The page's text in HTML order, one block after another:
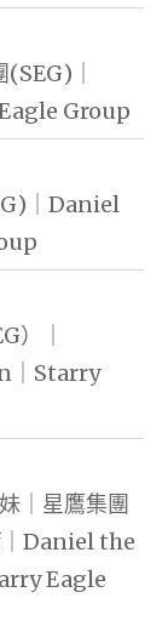
｜
Group
｜Daniel
）｜
｜Starry
｜星鷹集團
Daniel the
Eagle